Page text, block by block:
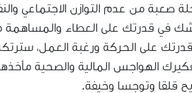
صعبة من عدم التوازن الاجتماعي
شك في قدرتك على العطاء والمساهمة
قدرتك على الحركة ورغبة العمل،
الهواجس المالية والصحية
قلقا وتوجسا وخيفة.